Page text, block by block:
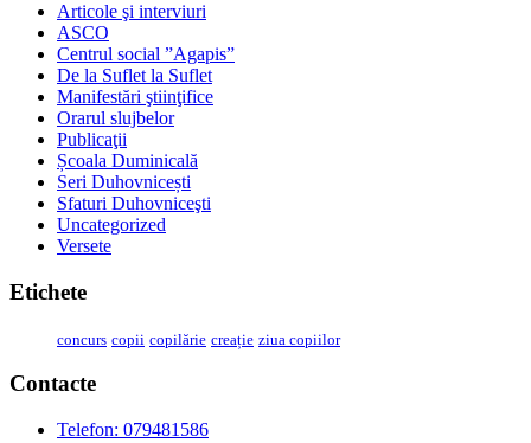
Articole şi interviuri
ASCO
Centrul social ”Agapis”
De la Suflet la Suflet
Manifestări ştiinţifice
Orarul slujbelor
Publicaţii
Școala Duminicală
Seri Duhovnicești
Sfaturi Duhovniceşti
Uncategorized
Versete
Etichete
concurs copii copilărie creație ziua copiilor
Contacte
Telefon: 079481586